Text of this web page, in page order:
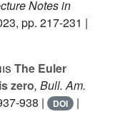
Notes in
pp. 217-231 |
The Euler
zero, Bull. Am.
938 | DOI |